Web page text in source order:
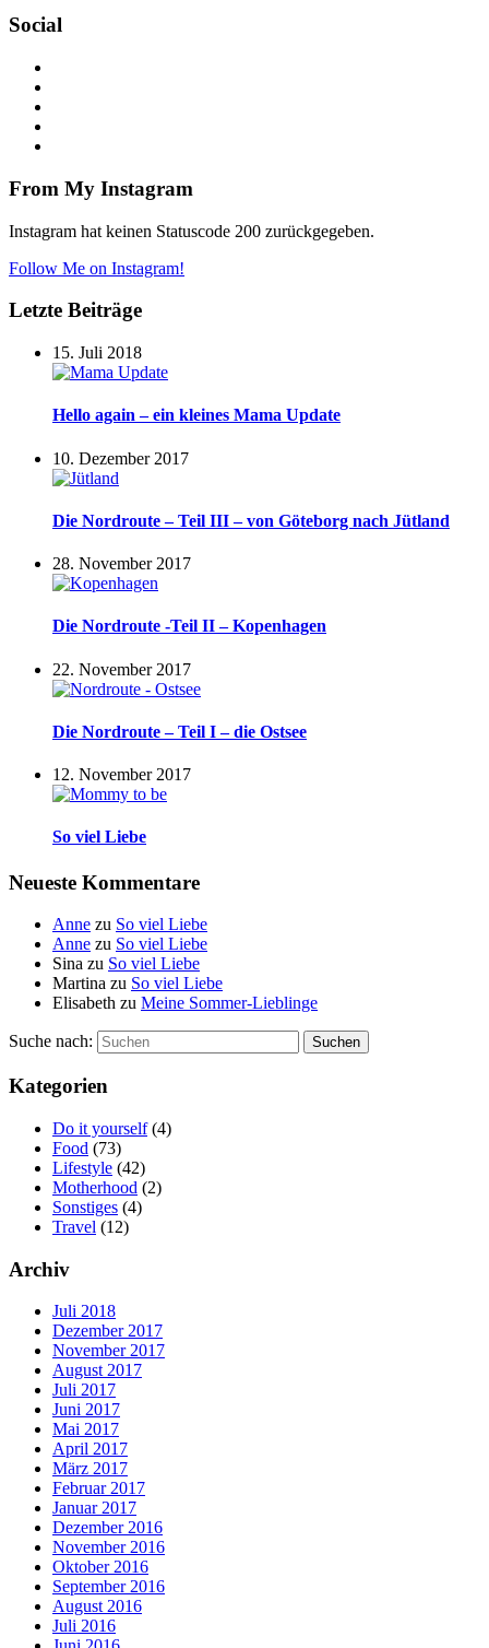
Social
From My Instagram
Instagram hat keinen Statuscode 200 zurückgegeben.
Follow Me on Instagram!
Letzte Beiträge
15. Juli 2018
Hello again – ein kleines Mama Update
10. Dezember 2017
Die Nordroute – Teil III – von Göteborg nach Jütland
28. November 2017
Die Nordroute -Teil II – Kopenhagen
22. November 2017
Die Nordroute – Teil I – die Ostsee
12. November 2017
So viel Liebe
Neueste Kommentare
Anne zu So viel Liebe
Anne zu So viel Liebe
Sina zu So viel Liebe
Martina zu So viel Liebe
Elisabeth zu Meine Sommer-Lieblinge
Suche nach: Suchen
Kategorien
Do it yourself (4)
Food (73)
Lifestyle (42)
Motherhood (2)
Sonstiges (4)
Travel (12)
Archiv
Juli 2018
Dezember 2017
November 2017
August 2017
Juli 2017
Juni 2017
Mai 2017
April 2017
März 2017
Februar 2017
Januar 2017
Dezember 2016
November 2016
Oktober 2016
September 2016
August 2016
Juli 2016